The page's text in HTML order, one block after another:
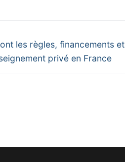
les règles, financements et
privé en France